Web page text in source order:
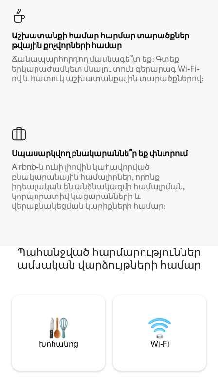
Աշխատանքի համար հարմար տարածքներ
թվային քոչվորների համար
Ճանապարհորդող մասնագե՞տ եք։ Գտեք
երկարաժամկետ մնալու տուն գերարագ Wi-Fi-
ով և հատուկ աշխատանքային տարածքներով։
Սպասարկվող բնակարաննե՞ր եք փնտրում
Airbnb-ն ունի լիովին կահավորված
բնակարանային համալիրներ, որոնք
իդեալական են անձնակազմի համալրման,
կորպորատիվ կացարանների և
վերաբնակեցման կարիքների համար։
Պահանջված հարմարություններ
ամսական վարձույթների համար
Խոհանոց Wi-Fi